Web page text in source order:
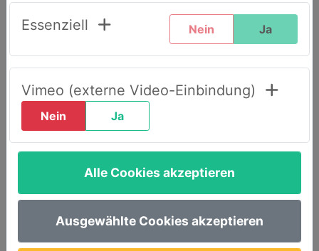
haben:
Klicken Sie oben rechts auf den Reiter
„LOGIN AWS+“.
Geben Sie dort Ihre E-Mail-Adresse
ein.
Wählen Sie die Option „Passwort
vergessen“.
Sie erhalten umgehend eine E-Mail mit
einem Link, um ein neues Passwort
festzulegen.
Anschließend steht Ihnen Ihr Account
Essenziell Nein Ja
Vimeo (externe Video-Einbindung)
Nein Ja
Alle Cookies akzeptieren
Ausgewählte Cookies akzeptieren